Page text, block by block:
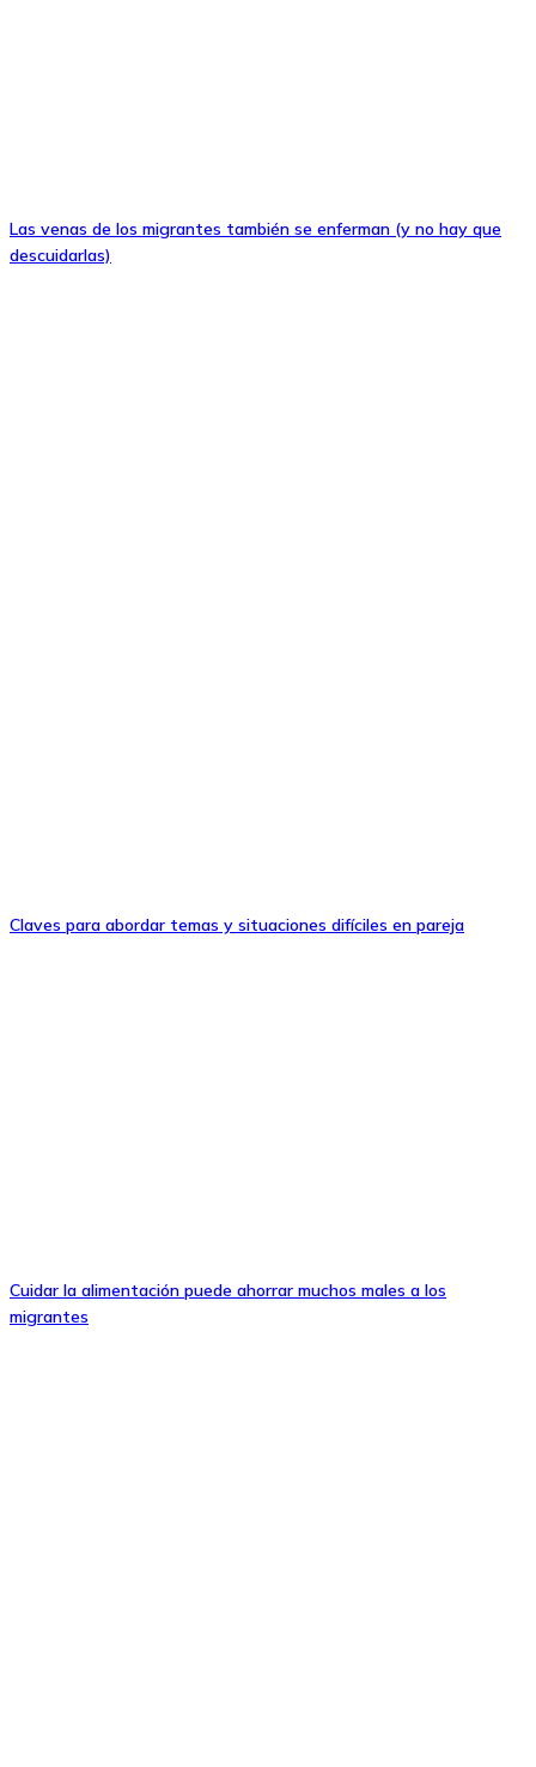
Las venas de los migrantes también se enferman (y no hay que
descuidarlas)
Claves para abordar temas y situaciones difíciles en pareja
Cuidar la alimentación puede ahorrar muchos males a los
migrantes